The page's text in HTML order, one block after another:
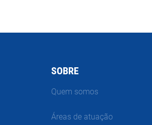
SOBRE
Quem somos
Áreas de atuação